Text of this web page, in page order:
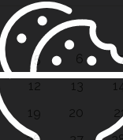
5 6
12 13
19 20